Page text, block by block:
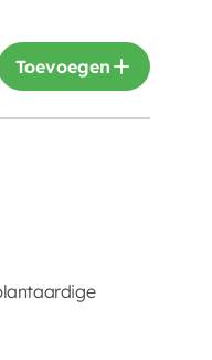
Toevoegen